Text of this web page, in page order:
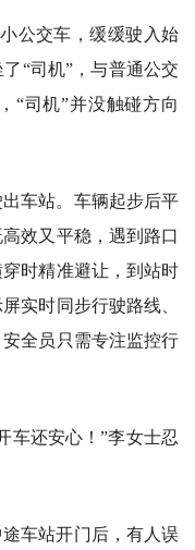
公交车，缓缓驶入始
“司机”，与普通公交
“司机”并没触碰方向
车站。车辆起步后平
效又平稳，遇到路口
时精准避让，到站时
实时同步行驶路线、
全员只需专注监控行
车还安心！”李女士忍
车站开门后，有人误